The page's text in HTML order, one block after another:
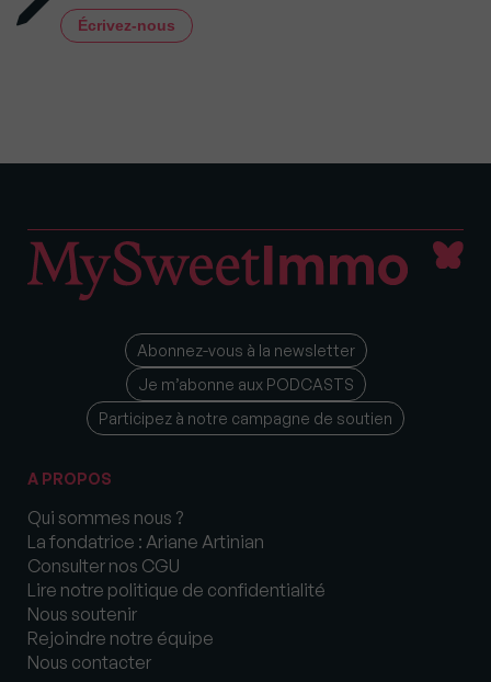
Écrivez-nous
Abonnez-vous à la newsletter
Je m’abonne aux PODCASTS
Participez à notre campagne de soutien
A PROPOS
Qui sommes nous ?
La fondatrice : Ariane Artinian
Consulter nos CGU
Lire notre politique de confidentialité
Nous soutenir
Rejoindre notre équipe
Nous contacter